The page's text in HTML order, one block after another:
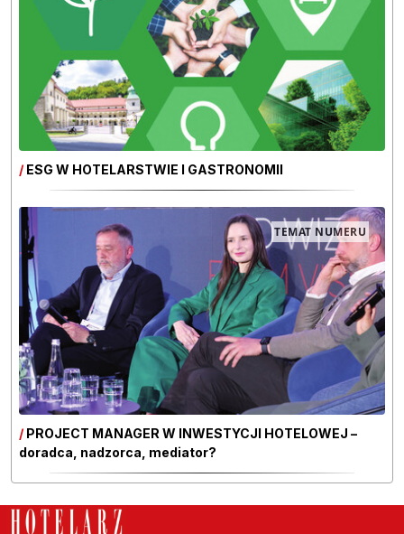
/ ESG W HOTELARSTWIE I GASTRONOMII
TEMAT NUMERU
/ PROJECT MANAGER W INWESTYCJI HOTELOWEJ –
doradca, nadzorca, mediator?